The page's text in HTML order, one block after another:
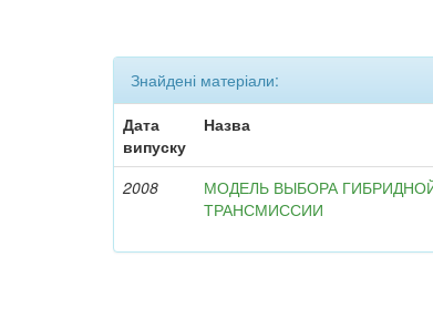
Знайдені матеріали:
Дата
випуску
Назва
2008
МОДЕЛЬ ВЫБОРА
ТРАНСМИССИИ